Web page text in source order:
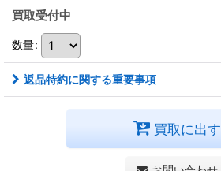
買取受付中
数量:
返品特約に関する重要事項
買取に出す